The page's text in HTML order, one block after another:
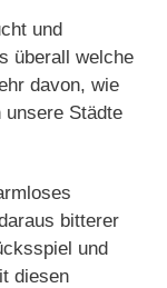
und
überall welche
davon, wie
unsere Städte
bitterer
und
diesen